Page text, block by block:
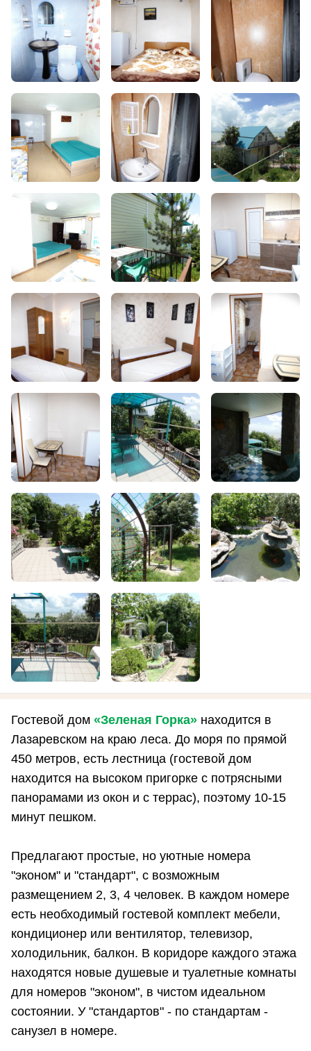
Гостевой дом «Зеленая Горка» находится в
Лазаревском на краю леса. До моря по прямой
450 метров, есть лестница (гостевой дом
находится на высоком пригорке с потрясными
панорамами из окон и с террас), поэтому 10-15
минут пешком.
Предлагают простые, но уютные номера
"эконом" и "стандарт", с возможным
размещением 2, 3, 4 человек. В каждом номере
есть необходимый гостевой комплект мебели,
кондиционер или вентилятор, телевизор,
холодильник, балкон. В коридоре каждого этажа
находятся новые душевые и туалетные комнаты
для номеров "эконом", в чистом идеальном
состоянии. У "стандартов" - по стандартам -
санузел в номере.